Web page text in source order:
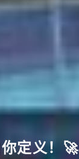
定义！🚀